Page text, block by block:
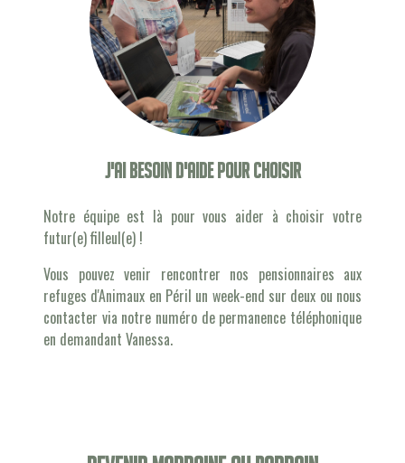
J'ai besoin d'aide pour choisir
Notre équipe est là pour vous aider à choisir votre
futur(e) filleul(e) !
Vous pouvez venir rencontrer nos pensionnaires aux
refuges d'Animaux en Péril un week-end sur deux ou nous
contacter via notre numéro de permanence téléphonique
en demandant Vanessa.